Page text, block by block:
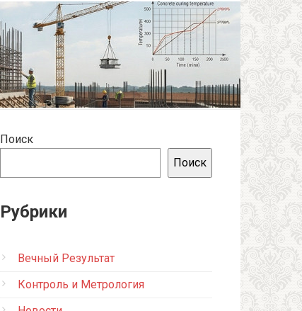
Поиск
Поиск
Рубрики
Вечный Результат
Контроль и Метрология